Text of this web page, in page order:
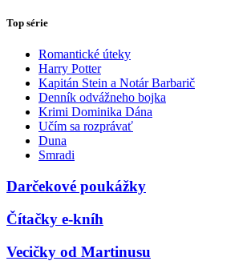
Top série
Romantické úteky
Harry Potter
Kapitán Stein a Notár Barbarič
Denník odvážneho bojka
Krimi Dominika Dána
Učím sa rozprávať
Duna
Smradi
Darčekové poukážky
Čítačky e-kníh
Vecičky od Martinusu